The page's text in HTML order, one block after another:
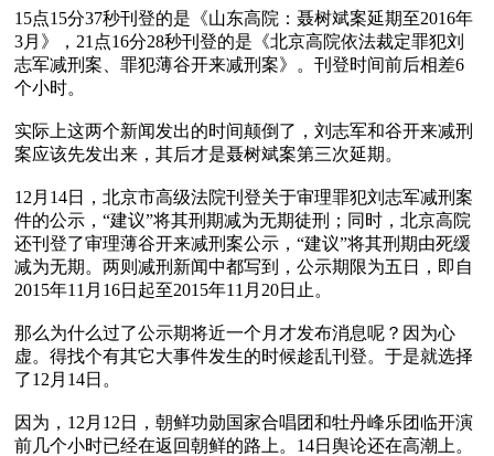
15点15分37秒刊登的是《山东高院：聂树斌案延期至2016年
3月》，21点16分28秒刊登的是《北京高院依法裁定罪犯刘
志军减刑案、罪犯薄谷开来减刑案》。刊登时间前后相差6
个小时。
实际上这两个新闻发出的时间颠倒了，刘志军和谷开来减刑
案应该先发出来，其后才是聂树斌案第三次延期。
12月14日，北京市高级法院刊登关于审理罪犯刘志军减刑案
件的公示，“建议”将其刑期减为无期徒刑；同时，北京高院
还刊登了审理薄谷开来减刑案公示，“建议”将其刑期由死缓
减为无期。两则减刑新闻中都写到，公示期限为五日，即自
2015年11月16日起至2015年11月20日止。
那么为什么过了公示期将近一个月才发布消息呢？因为心
虚。得找个有其它大事件发生的时候趁乱刊登。于是就选择
了12月14日。
因为，12月12日，朝鲜功勋国家合唱团和牡丹峰乐团临开演
前几个小时已经在返回朝鲜的路上。14日舆论还在高潮上。